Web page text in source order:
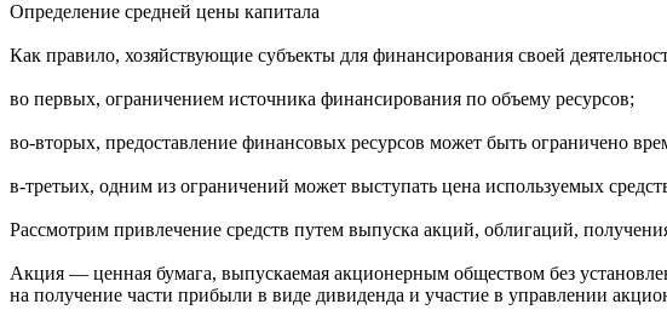
Определение средней цены капитала
Как правило, хозяйствующие субъекты для финансирования своей
во первых, ограничением источника финансирования по объему ресурсов;
во-вторых, предоставление финансовых ресурсов может быть ограничено
в-третьих, одним из ограничений может выступать цена используемых
Рассмотрим привлечение средств путем выпуска акций, облигаций,
Акция — ценная бумага, выпускаемая акционерным обществом без
на получение части прибыли в виде дивиденда и участие в управлении